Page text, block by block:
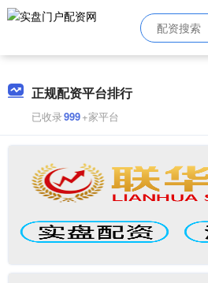
正规配资平台排行
已收录999+家平台